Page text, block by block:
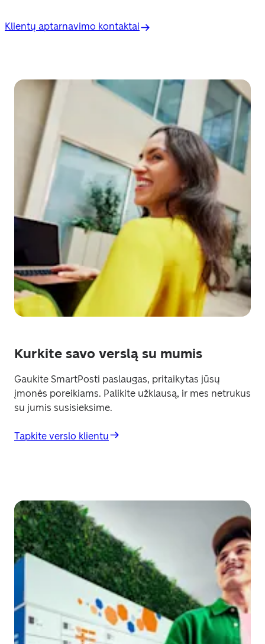
Klientų aptarnavimo kontaktai
Kurkite savo verslą su mumis
Gaukite SmartPosti paslaugas, pritaikytas jūsų
įmonės poreikiams. Palikite užklausą, ir mes netrukus
su jumis susisieksime.
Tapkite verslo klientu